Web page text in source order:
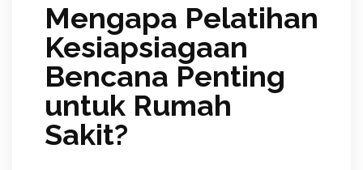
Mengapa Pelatihan
Kesiapsiagaan
Bencana Penting
untuk Rumah
Sakit?